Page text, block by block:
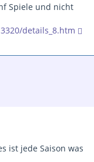
Spiele und nicht
details_8.htm
ist jede Saison was